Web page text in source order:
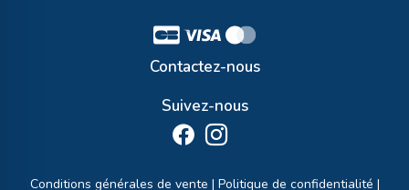
Contactez-nous
Suivez-nous
Conditions générales de vente | Politique de confidentialité |